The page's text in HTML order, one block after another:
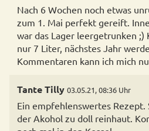
Nach 6 Wochen noch etwas
zum 1. Mai perfekt gereift.
war das Lager leergetrunken ;)
nur 7 Liter, nächstes Jahr
Kommentaren kann ich mich
Tante Tilly 03.05.21, 08:36 Uhr
Ein empfehlenswertes Rezept.
der Akohol zu doll reinhaut.